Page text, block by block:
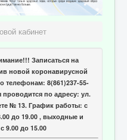
кабинет
Записаться на
новой коронавирусной
телефонам: 8(861)237-55-
проводится по адресу: ул.
№ 13. График работы: с
до 19.00 , выходные и
9.00 до 15.00